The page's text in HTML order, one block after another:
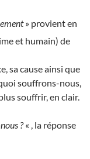
» provient en
et humain) de
sa cause ainsi que
souffrons-nous,
souffrir, en clair.
?« , la réponse